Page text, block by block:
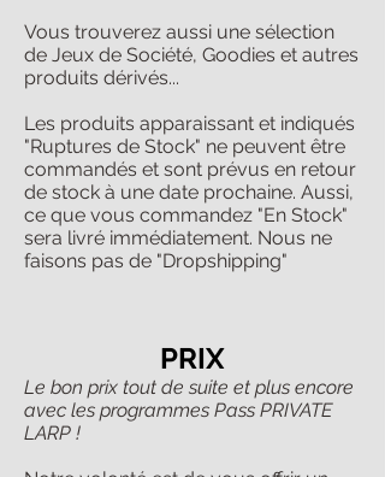
Vous trouverez aussi une sélection
de Jeux de Société, Goodies et autres
produits dérivés...
Les produits apparaissant et indiqués
"Ruptures de Stock" ne peuvent être
commandés et sont prévus en retour
de stock à une date prochaine. Aussi,
ce que vous commandez "En Stock"
sera livré immédiatement. Nous ne
faisons pas de "Dropshipping"
PRIX
Le bon prix tout de suite et plus encore
avec les programmes Pass PRIVATE
LARP !